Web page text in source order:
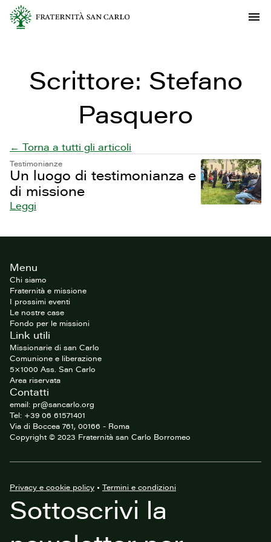
Scrittore: Stefano
Pasquero
← Torna a tutti gli articoli
Testimonianze
Un luogo di testimonianza e
di missione
Leggi
FooterMenu
Chi siamo
Fraternità e missione
I prossimi eventi
Le nostre case
Fondo per le missioni
Link utili
Missionarie di san Carlo
Comunione e liberazione
5×1000 Ass. San Carlo
Area riservata
Contatti
email: pr@sancarlo.org
Tel: +39 06 61571401
Via di Boccea 761, 00166 - Roma
Copyright © 2023 Fraternità san Carlo Borromeo
Privacy e cookie policy • Termini e condizioni
Sottoscrivi la